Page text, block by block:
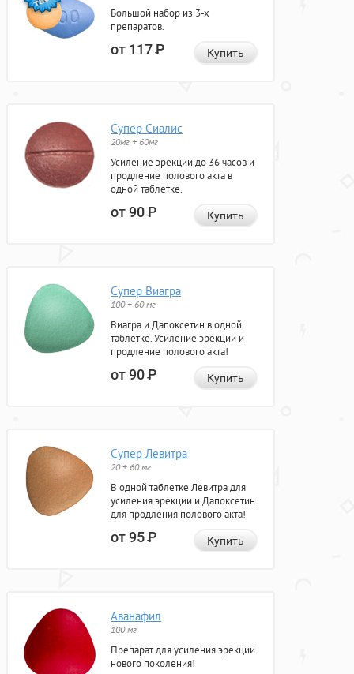
Большой набор из 3-х
препаратов.
от 117Р Купить
Супер Сиалис
20мг + 60мг
Усиление эрекции до 36 часов и
продление полового акта в
одной таблетке.
от 90Р Купить
Супер Виагра
100 + 60 мг
Виагра и Дапоксетин в одной
таблетке. Усиление эрекции и
продление полового акта!
от 90Р Купить
Супер Левитра
20 + 60 мг
В одной таблетке Левитра для
усиления эрекции и Дапоксетин
для продления полового акта!
от 95Р Купить
Аванафил
100 мг
Препарат для усиления эрекции
нового поколения!